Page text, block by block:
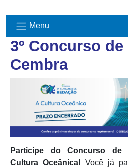
Menu
3º Concurso de
Cembra
Participe do Concurso de
Cultura Oceânica! Você já